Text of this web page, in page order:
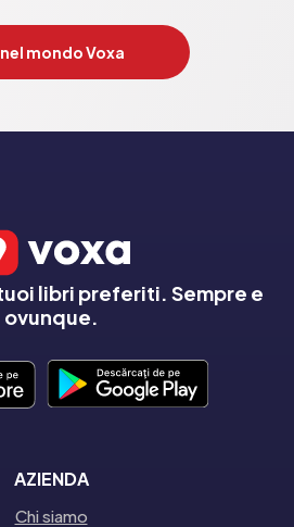
mondo Voxa
libri preferiti. Sempre e
ovunque.
AZIENDA
Chi siamo